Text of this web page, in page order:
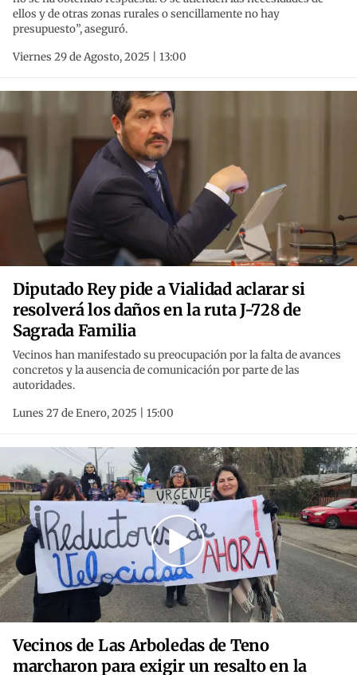
ellos y de otras zonas rurales o sencillamente no hay
presupuesto”, aseguró.
Viernes 29 de Agosto, 2025 | 13:00
Diputado Rey pide a Vialidad aclarar si
resolverá los daños en la ruta J-728 de
Sagrada Familia
Vecinos han manifestado su preocupación por la falta de avances
concretos y la ausencia de comunicación por parte de las
autoridades.
Lunes 27 de Enero, 2025 | 15:00
Vecinos de Las Arboledas de Teno
marcharon para exigir un resalto en la